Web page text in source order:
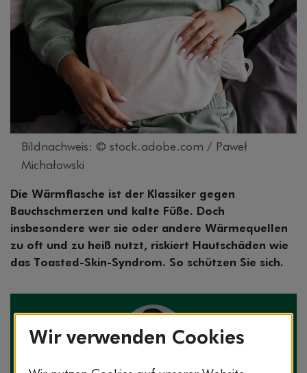
Bildnachweis: © stock.adobe.com / Paweł
Michałowski
Die Wärmflasche ist der Klassiker gegen
Bauchschmerzen und kalte Füße. Doch
insbesondere wer sie oder andere Wärmequellen
zu oft und zu heiß nutzt, riskiert Hautschäden wie
das Toasted-Skin-Syndrom. So schützen Sie sich.
Wir verwenden Cookies